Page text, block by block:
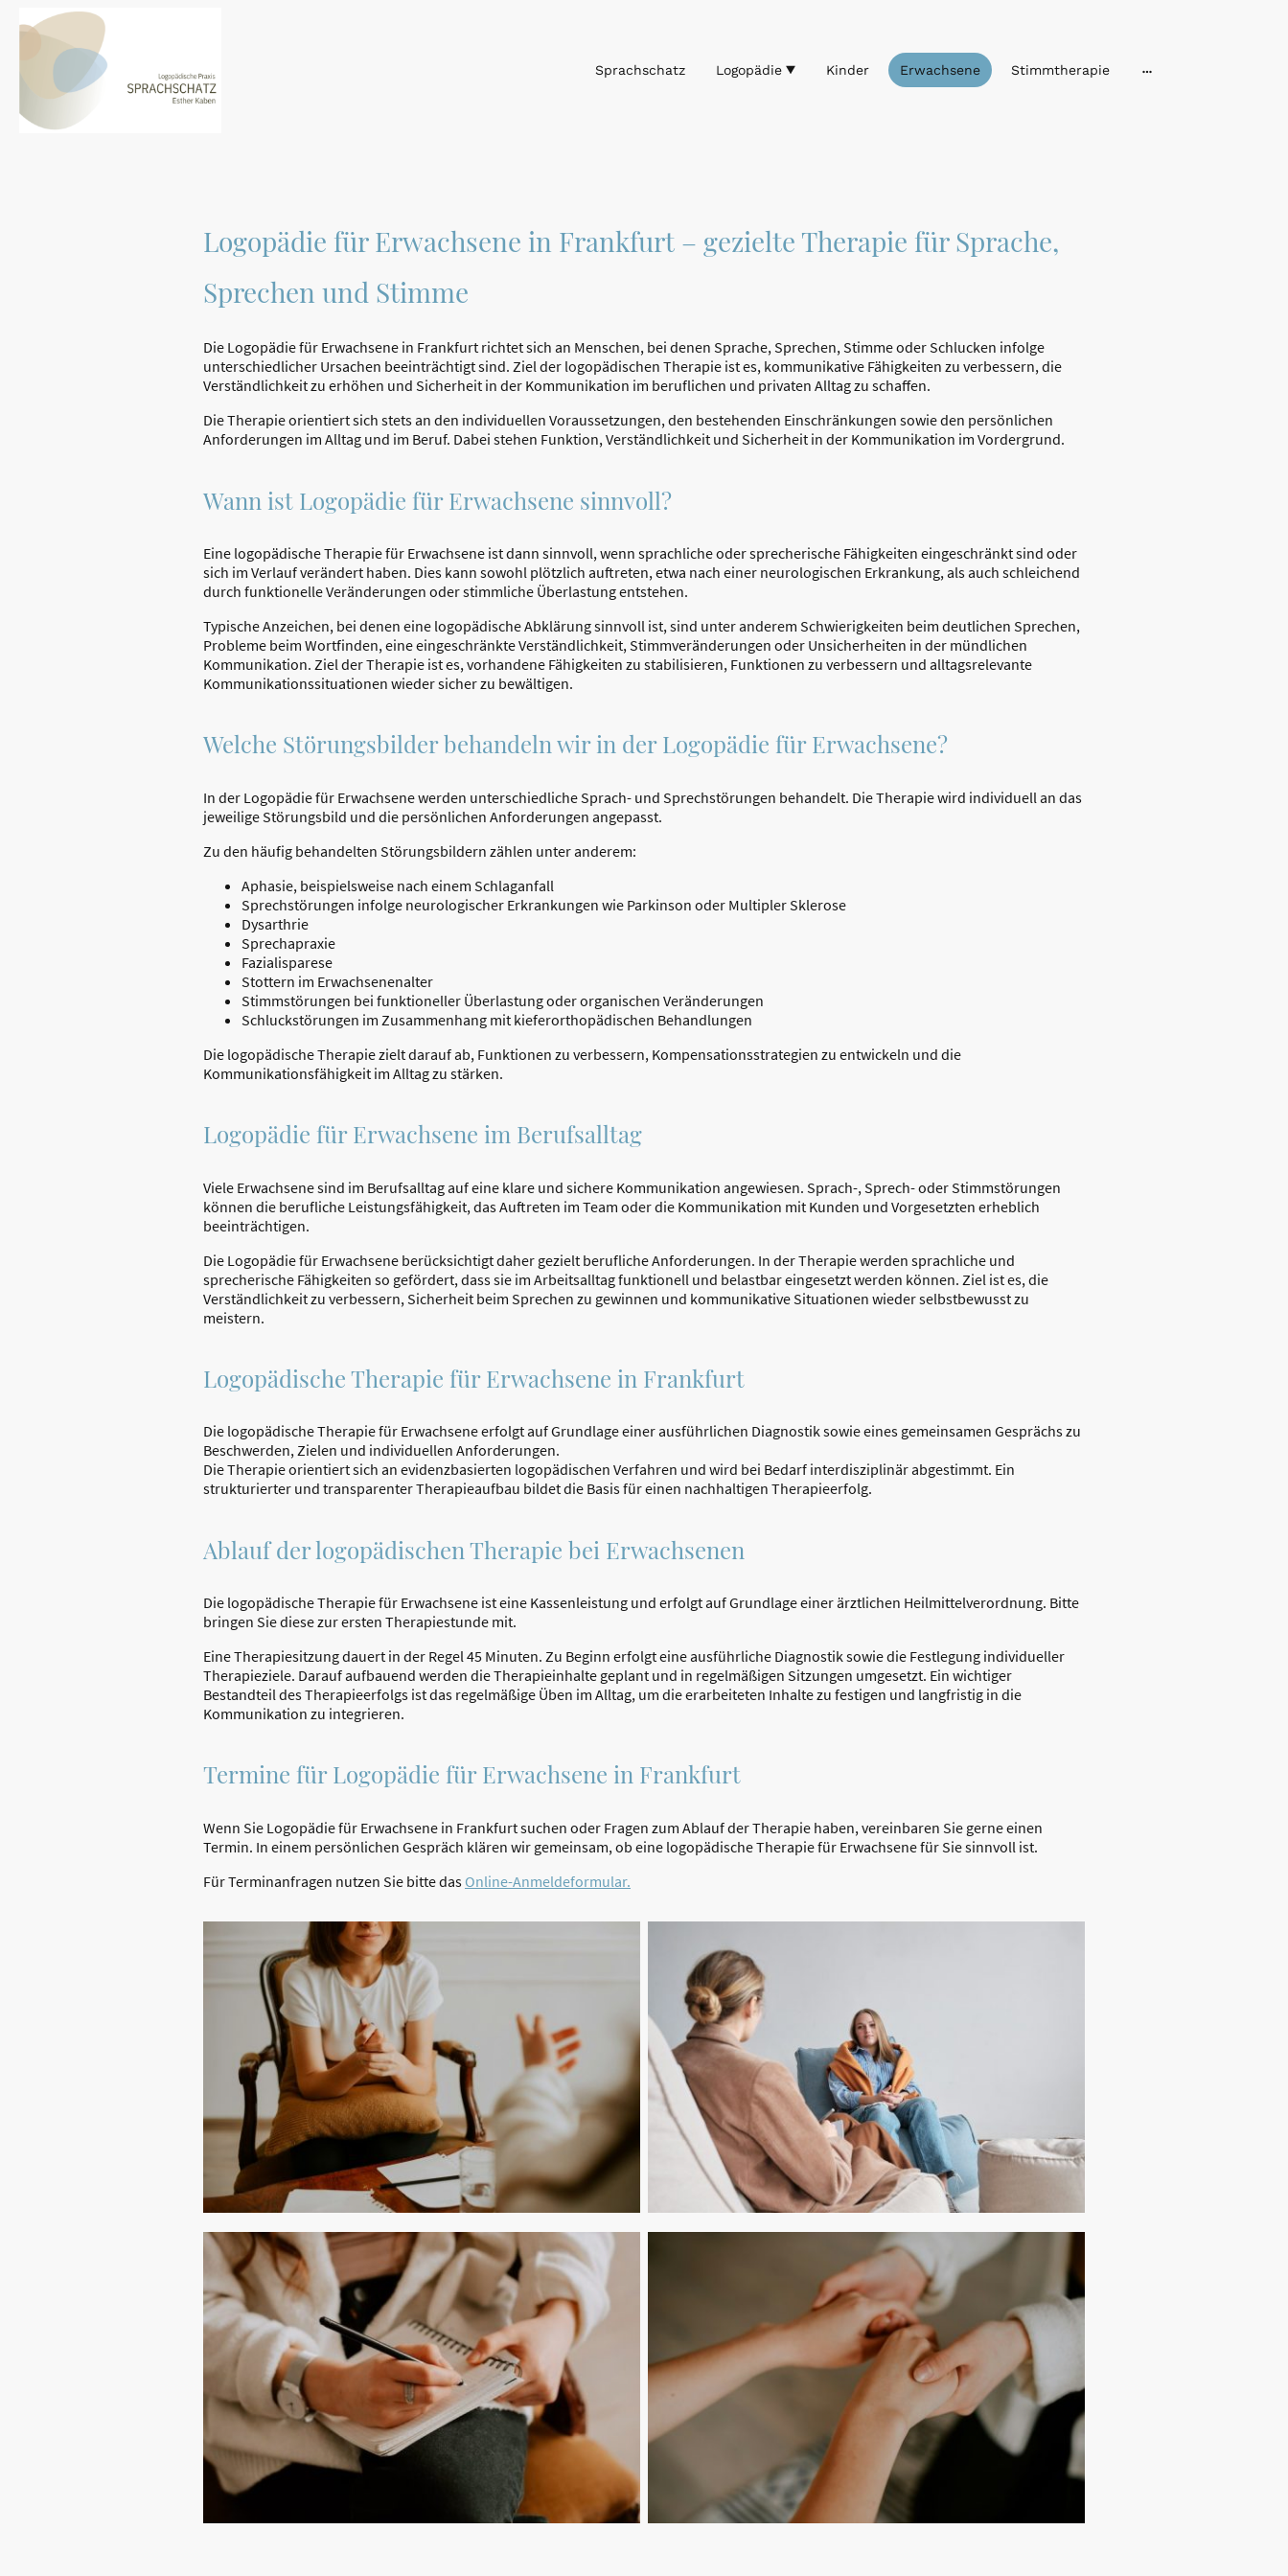
Sprachschatz Logopädie Kinder Erwachsene Stimmtherapie
Logopädie für Erwachsene in Frankfurt – gezielte Therapie für Sprache,
Sprechen und Stimme
Die Logopädie für Erwachsene in Frankfurt richtet sich an Menschen, bei denen Sprache, Sprechen, Stimme oder Schlucken infolge
unterschiedlicher Ursachen beeinträchtigt sind. Ziel der logopädischen Therapie ist es, kommunikative Fähigkeiten zu verbessern, die
Verständlichkeit zu erhöhen und Sicherheit in der Kommunikation im beruflichen und privaten Alltag zu schaffen.
Die Therapie orientiert sich stets an den individuellen Voraussetzungen, den bestehenden Einschränkungen sowie den persönlichen
Anforderungen im Alltag und im Beruf. Dabei stehen Funktion, Verständlichkeit und Sicherheit in der Kommunikation im Vordergrund.
Wann ist Logopädie für Erwachsene sinnvoll?
Eine logopädische Therapie für Erwachsene ist dann sinnvoll, wenn sprachliche oder sprecherische Fähigkeiten eingeschränkt sind oder
sich im Verlauf verändert haben. Dies kann sowohl plötzlich auftreten, etwa nach einer neurologischen Erkrankung, als auch schleichend
durch funktionelle Veränderungen oder stimmliche Überlastung entstehen.
Typische Anzeichen, bei denen eine logopädische Abklärung sinnvoll ist, sind unter anderem Schwierigkeiten beim deutlichen Sprechen,
Probleme beim Wortfinden, eine eingeschränkte Verständlichkeit, Stimmveränderungen oder Unsicherheiten in der mündlichen
Kommunikation. Ziel der Therapie ist es, vorhandene Fähigkeiten zu stabilisieren, Funktionen zu verbessern und alltagsrelevante
Kommunikationssituationen wieder sicher zu bewältigen.
Welche Störungsbilder behandeln wir in der Logopädie für Erwachsene?
In der Logopädie für Erwachsene werden unterschiedliche Sprach- und Sprechstörungen behandelt. Die Therapie wird individuell an das
jeweilige Störungsbild und die persönlichen Anforderungen angepasst.
Zu den häufig behandelten Störungsbildern zählen unter anderem:
Aphasie, beispielsweise nach einem Schlaganfall
Sprechstörungen infolge neurologischer Erkrankungen wie Parkinson oder Multipler Sklerose
Dysarthrie
Sprechapraxie
Fazialisparese
Stottern im Erwachsenenalter
Stimmstörungen bei funktioneller Überlastung oder organischen Veränderungen
Schluckstörungen im Zusammenhang mit kieferorthopädischen Behandlungen
Die logopädische Therapie zielt darauf ab, Funktionen zu verbessern, Kompensationsstrategien zu entwickeln und die
Kommunikationsfähigkeit im Alltag zu stärken.
Logopädie für Erwachsene im Berufsalltag
Viele Erwachsene sind im Berufsalltag auf eine klare und sichere Kommunikation angewiesen. Sprach-, Sprech- oder Stimmstörungen
können die berufliche Leistungsfähigkeit, das Auftreten im Team oder die Kommunikation mit Kunden und Vorgesetzten erheblich
beeinträchtigen.
Die Logopädie für Erwachsene berücksichtigt daher gezielt berufliche Anforderungen. In der Therapie werden sprachliche und
sprecherische Fähigkeiten so gefördert, dass sie im Arbeitsalltag funktionell und belastbar eingesetzt werden können. Ziel ist es, die
Verständlichkeit zu verbessern, Sicherheit beim Sprechen zu gewinnen und kommunikative Situationen wieder selbstbewusst zu
meistern.
Logopädische Therapie für Erwachsene in Frankfurt
Die logopädische Therapie für Erwachsene erfolgt auf Grundlage einer ausführlichen Diagnostik sowie eines gemeinsamen Gesprächs zu
Beschwerden, Zielen und individuellen Anforderungen.
Die Therapie orientiert sich an evidenzbasierten logopädischen Verfahren und wird bei Bedarf interdisziplinär abgestimmt. Ein
strukturierter und transparenter Therapieaufbau bildet die Basis für einen nachhaltigen Therapieerfolg.
Ablauf der logopädischen Therapie bei Erwachsenen
Die logopädische Therapie für Erwachsene ist eine Kassenleistung und erfolgt auf Grundlage einer ärztlichen Heilmittelverordnung. Bitte
bringen Sie diese zur ersten Therapiestunde mit.
Eine Therapiesitzung dauert in der Regel 45 Minuten. Zu Beginn erfolgt eine ausführliche Diagnostik sowie die Festlegung individueller
Therapieziele. Darauf aufbauend werden die Therapieinhalte geplant und in regelmäßigen Sitzungen umgesetzt. Ein wichtiger
Bestandteil des Therapieerfolgs ist das regelmäßige Üben im Alltag, um die erarbeiteten Inhalte zu festigen und langfristig in die
Kommunikation zu integrieren.
Termine für Logopädie für Erwachsene in Frankfurt
Wenn Sie Logopädie für Erwachsene in Frankfurt suchen oder Fragen zum Ablauf der Therapie haben, vereinbaren Sie gerne einen
Termin. In einem persönlichen Gespräch klären wir gemeinsam, ob eine logopädische Therapie für Erwachsene für Sie sinnvoll ist.
Für Terminanfragen nutzen Sie bitte das Online-Anmeldeformular.